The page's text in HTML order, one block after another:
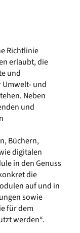
Richtlinie
erlaubt, die
und
Umwelt- und
Neben
und
Büchern,
digitalen
in den Genuss
die
auf und in
sowie
für dem
werden“.